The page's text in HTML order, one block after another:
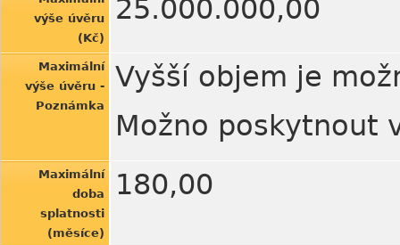
výše úvěru
(Kč)
25.000.000,00
Maximální
výše úvěru -
Poznámka
Vyšší objem je
Možno poskytnout
Maximální
doba
splatnosti
(měsíce)
180,00